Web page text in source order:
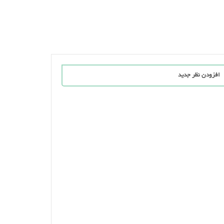
افزودن نظر جدید